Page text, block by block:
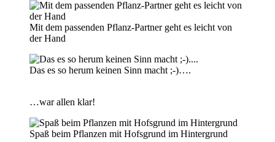
Mit dem passenden Pflanz-Partner geht es leicht von
der Hand
Das es so herum keinen Sinn macht ;-)….
…war allen klar!
Spaß beim Pflanzen mit Hofsgrund im Hintergrund